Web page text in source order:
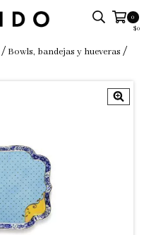
0
$0
/ Bowls, bandejas y hueveras /